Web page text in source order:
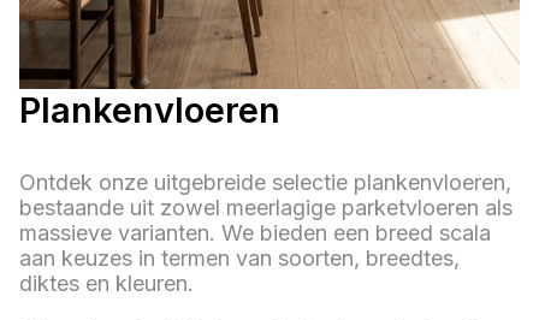
Plankenvloeren
Ontdek onze uitgebreide selectie plankenvloeren,
bestaande uit zowel meerlagige parketvloeren als
massieve varianten. We bieden een breed scala
aan keuzes in termen van soorten, breedtes,
diktes en kleuren.